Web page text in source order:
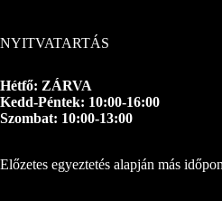
NYITVATARTÁS
Hétfő: ZÁRVA
Kedd-Péntek: 10:00-16:00
Szombat: 10:00-13:00
Előzetes egyeztetés alapján más